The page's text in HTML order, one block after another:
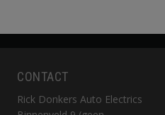
CONTACT
Rick Donkers Auto Electrics